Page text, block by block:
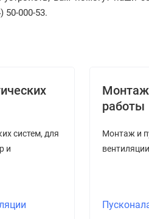
000-53.
систем, для
и
Монтаж
работы
Монтаж и